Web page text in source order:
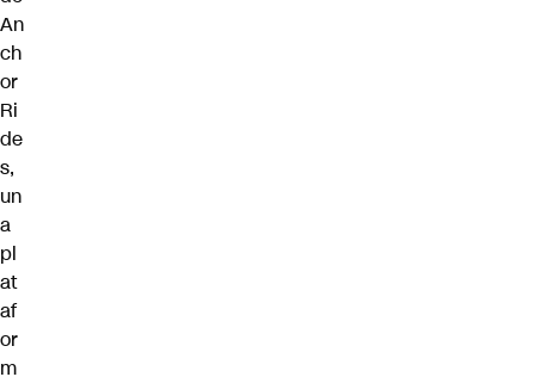
An
ch
or
Ri
de
s,
un
a
pl
at
af
or
m